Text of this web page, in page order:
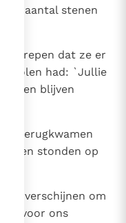
aantal stenen
begrepen dat ze er
had: `Jullie
blijven
terugkwamen
hen stonden op
verschijnen om
voor ons